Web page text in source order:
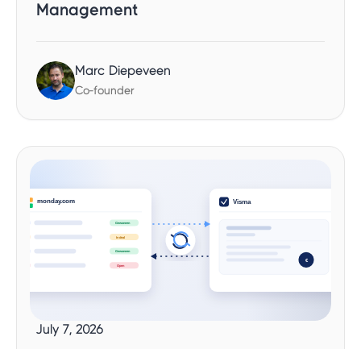
Management
Marc Diepeveen
Co-founder
July 7, 2026